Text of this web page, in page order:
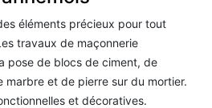
éléments précieux pour tout
travaux de maçonnerie
pose de blocs de ciment, de
marbre et de pierre sur du mortier.
et décoratives.